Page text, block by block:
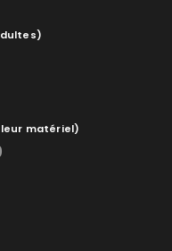
matériel)